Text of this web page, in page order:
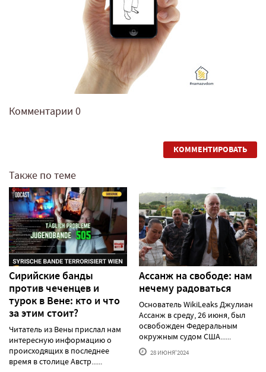
Комментарии 0
КОММЕНТИРОВАТЬ
Также по теме
Сирийские банды
против чеченцев и
турок в Вене: кто и что
за этим стоит?
Читатель из Вены прислал нам
интересную информацию о
происходящих в последнее
время в столице Австр......
Ассанж на свободе: нам
нечему радоваться
Основатель WikiLeaks Джулиан
Ассанж в среду, 26 июня, был
освобожден Федеральным
окружным судом США......
28 ИЮНЯ'2024